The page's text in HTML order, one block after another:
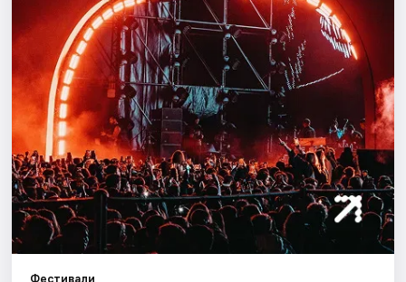
Площадки
Артисты
Рейтинги
Фестивали